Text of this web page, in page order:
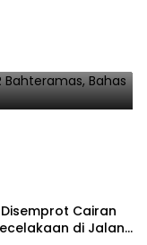
Bahteramas,
Cairan
di Jalan